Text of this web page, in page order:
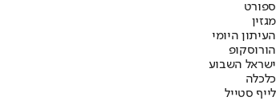
ספורט
מגזין
העיתון היומי
הורוסקופ
ישראל השבוע
כלכלה
לייף סטייל